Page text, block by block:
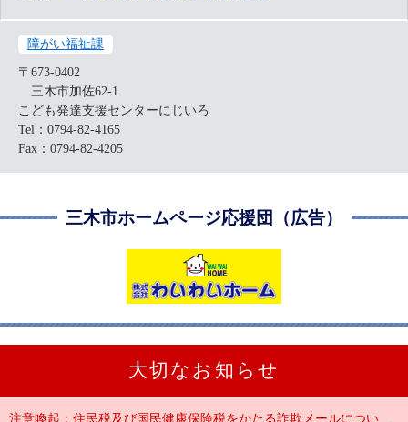
障がい福祉課
〒673-0402
三木市加佐62-1
こども発達支援センターにじいろ
Tel：0794-82-4165
Fax：0794-82-4205
三木市ホームページ応援団（広告）
大切なお知らせ
注意喚起：住民税及び国民健康保険税をかたる詐欺メールについ